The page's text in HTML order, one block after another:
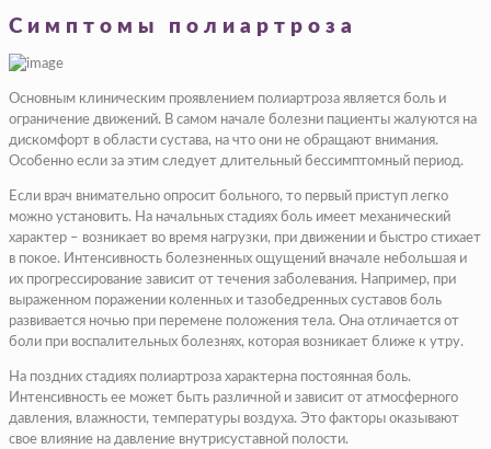
Симптомы полиартроза
Основным клиническим проявлением полиартроза является боль и
ограничение движений. В самом начале болезни пациенты жалуются на
дискомфорт в области сустава, на что они не обращают внимания.
Особенно если за этим следует длительный бессимптомный период.
Если врач внимательно опросит больного, то первый приступ легко
можно установить. На начальных стадиях боль имеет механический
характер – возникает во время нагрузки, при движении и быстро стихает
в покое. Интенсивность болезненных ощущений вначале небольшая и
их прогрессирование зависит от течения заболевания. Например, при
выраженном поражении коленных и тазобедренных суставов боль
развивается ночью при перемене положения тела. Она отличается от
боли при воспалительных болезнях, которая возникает ближе к утру.
На поздних стадиях полиартроза характерна постоянная боль.
Интенсивность ее может быть различной и зависит от атмосферного
давления, влажности, температуры воздуха. Это факторы оказывают
свое влияние на давление внутрисуставной полости.